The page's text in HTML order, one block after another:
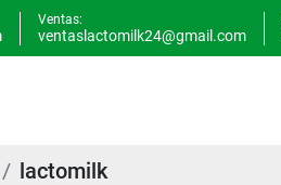
Ventas:
ventaslactomilk24@gmail.com
lactomilk